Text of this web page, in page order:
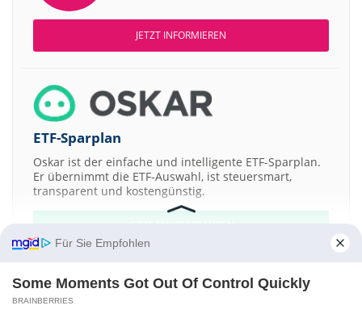
JETZT INFORMIEREN
ETF-Sparplan
Oskar ist der einfache und intelligente ETF-Sparplan.
Er übernimmt die ETF-Auswahl, ist steuersmart,
transparent und kostengünstig.
Für Sie Empfohlen
Some Moments Got Out Of Control Quickly
BRAINBERRIES